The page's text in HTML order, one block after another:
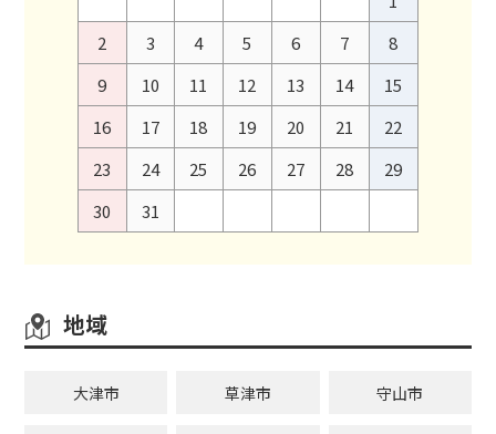
2
3 4 5 6 7
8
9
10 11 12 13 14
15
16
17 18 19 20 21
22
23
24 25 26 27 28
29
30
31
地域
大津市 草津市 守山市